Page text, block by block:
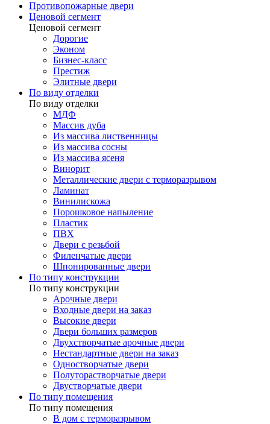
Противопожарные двери
Ценовой сегмент
Ценовой сегмент
Дорогие
Эконом
Бизнес-класс
Престиж
Элитные двери
По виду отделки
По виду отделки
МДФ
Массив дуба
Из массива лиственницы
Из массива сосны
Из массива ясеня
Винорит
Металлические двери с терморазрывом
Ламинат
Винилискожа
Порошковое напыление
Пластик
ПВХ
Двери с резьбой
Филенчатые двери
Шпонированные двери
По типу конструкции
По типу конструкции
Арочные двери
Входные двери на заказ
Высокие двери
Двери больших размеров
Двухстворчатые арочные двери
Нестандартные двери на заказ
Одностворчатые двери
Полуторастворчатые двери
Двустворчатые двери
По типу помещения
По типу помещения
В дом с терморазрывом